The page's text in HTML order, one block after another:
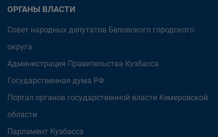
ОРГАНЫ ВЛАСТИ
Совет народных депутатов Беловского городского
округа
Администрация Правительства Кузбасса
Государственная дума РФ
Портал органов государственной власти Кемеровской
области
Парламент Кузбасса